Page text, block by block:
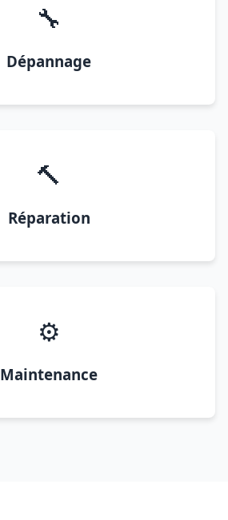
🔧
Dépannage
🔨
Réparation
⚙️
Maintenance